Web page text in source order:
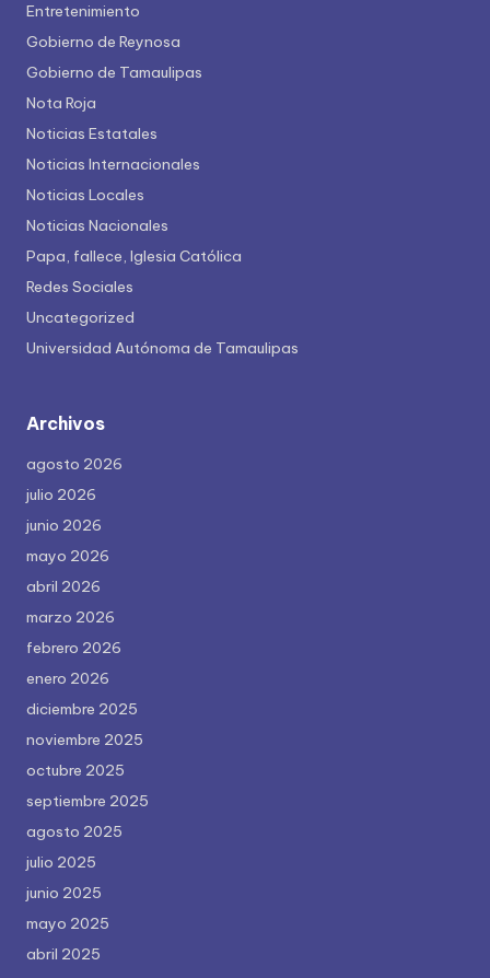
Entretenimiento
Gobierno de Reynosa
Gobierno de Tamaulipas
Nota Roja
Noticias Estatales
Noticias Internacionales
Noticias Locales
Noticias Nacionales
Papa, fallece, Iglesia Católica
Redes Sociales
Uncategorized
Universidad Autónoma de Tamaulipas
Archivos
agosto 2026
julio 2026
junio 2026
mayo 2026
abril 2026
marzo 2026
febrero 2026
enero 2026
diciembre 2025
noviembre 2025
octubre 2025
septiembre 2025
agosto 2025
julio 2025
junio 2025
mayo 2025
abril 2025